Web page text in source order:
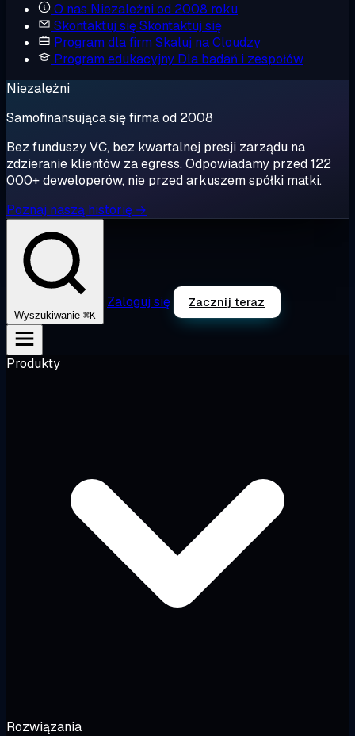
O nas Niezależni od 2008 roku
Skontaktuj sięSkontaktuj się
Program dla firm Skaluj na Cloudzy
Program edukacyjny Dla badań i zespołów
Niezależni
Samofinansująca się firma od 2008
Bez funduszy VC, bez kwartalnej presji zarządu na
zdzieranie klientów za egress. Odpowiadamy przed 122
000+ deweloperów, nie przed arkuszem spółki matki.
Poznaj naszą historię →
Wyszukiwanie ⌘K
Zaloguj się Zacznij teraz
Produkty
Rozwiązania